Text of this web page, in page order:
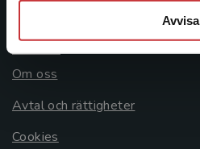
Avvisa
Allmänna länkar
Om oss
Avtal och rättigheter
Cookies